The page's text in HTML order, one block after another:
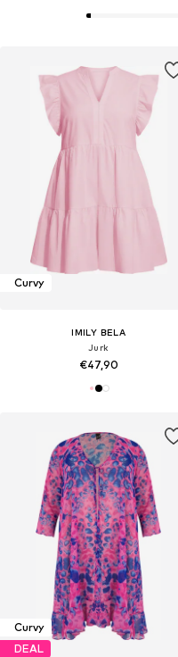
Curvy
IMILY BELA
Jurk
€47,90
Curvy
DEAL